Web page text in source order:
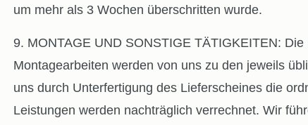
um mehr als 3 Wochen überschritten wurde.
9. MONTAGE UND SONSTIGE TÄTIGKEITEN:
Montagearbeiten werden von uns zu den jeweils
uns durch Unterfertigung des Lieferscheines die
Leistungen werden nachträglich verrechnet. Wir